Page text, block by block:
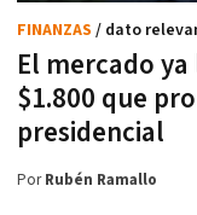
El mercado
$1.800 que
presidencial
FINANZAS / dato
PorRubén Ramallo